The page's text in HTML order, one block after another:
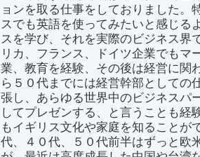
ョンを取る仕事をしておりました。
スでも英語を使ってみたいと感じる
スを学び、それを実際のビジネス界
リカ、フランス、ドイツ企業でもマ
業、教育を経験、その後は経営に関
ら５０代までには経営幹部としての
張し、あらゆる世界中のビジネスパ
してプレゼンする、と言うことも経
もイギリス文化や家庭を知ることが
代、４０代、５０代前半はずっと欧